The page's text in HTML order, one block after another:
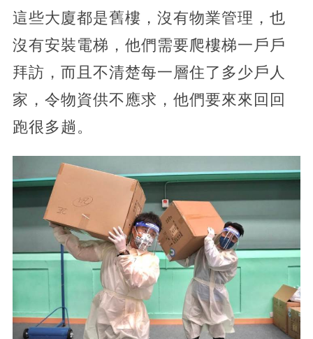
這些大廈都是舊樓，沒有物業管理，也
沒有安裝電梯，他們需要爬樓梯一戶戶
拜訪，而且不清楚每一層住了多少戶人
家，令物資供不應求，他們要來來回回
跑很多趟。